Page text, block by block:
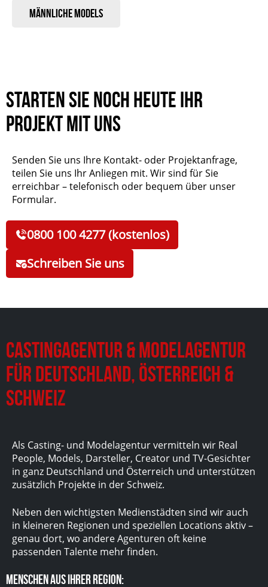
Männliche Models
Starten Sie noch heute Ihr
Projekt mit uns
Senden Sie uns Ihre Kontakt- oder Projektanfrage,
teilen Sie uns Ihr Anliegen mit. Wir sind für Sie
erreichbar – telefonisch oder bequem über unser
Formular.
0800 100 4277 (kostenlos)
Schreiben Sie uns
Castingagentur & Modelagentur
für Deutschland, Österreich &
Schweiz
Als Casting- und Modelagentur vermitteln wir Real
People, Models, Darsteller, Creator und TV-Gesichter
in ganz Deutschland und Österreich und unterstützen
zusätzlich Projekte in der Schweiz.
Neben den wichtigsten Medienstädten sind wir auch
in kleineren Regionen und speziellen Locations aktiv –
genau dort, wo andere Agenturen oft keine
passenden Talente mehr finden.
Menschen aus Ihrer Region: